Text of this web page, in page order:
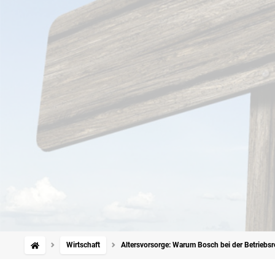
Wirtschaft Altersvorsorge: Warum Bosch bei der